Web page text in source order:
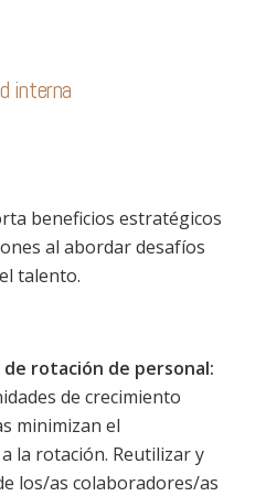
interna
beneficios estratégicos
al abordar desafíos
talento.
rotación de personal:
de crecimiento
minimizan el
la rotación. Reutilizar y
los/as colaboradores/as